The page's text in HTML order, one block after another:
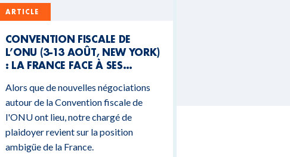
ARTICLE
CONVENTION FISCALE DE
L’ONU (3-13 AOÛT, NEW YORK)
: LA FRANCE FACE À SES
BUDGÉTAIRES
Alors que de nouvelles négociations
autour de la Convention fiscale de
l'ONU ont lieu, notre chargé de
plaidoyer revient sur la position
ambigüe de la France.